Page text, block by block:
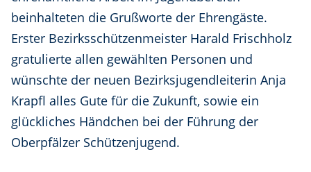
beinhalteten die Grußworte der Ehrengäste.
Erster Bezirksschützenmeister Harald Frischholz
gratulierte allen gewählten Personen und
wünschte der neuen Bezirksjugendleiterin Anja
Krapfl alles Gute für die Zukunft, sowie ein
glückliches Händchen bei der Führung der
Oberpfälzer Schützenjugend.